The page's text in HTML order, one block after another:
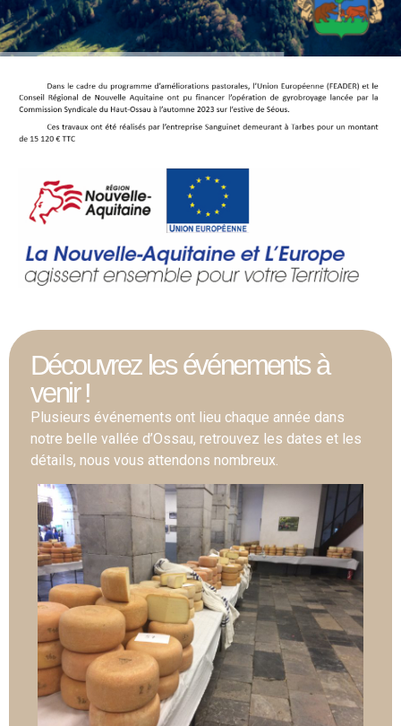
Découvrez les événements à
venir !
Plusieurs événements ont lieu chaque année dans
notre belle vallée d’Ossau, retrouvez les dates et les
détails, nous vous attendons nombreux.